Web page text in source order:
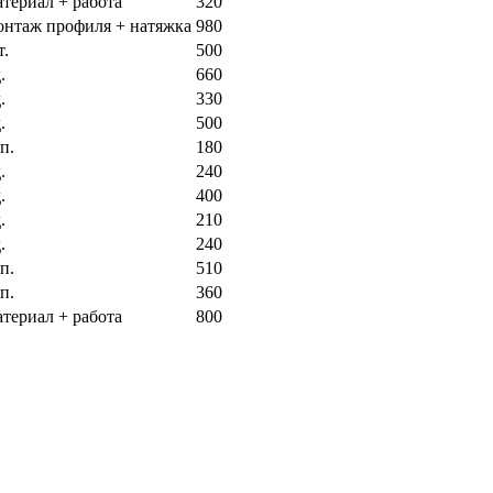
профиля + натяжка 980
500
660
330
500
180
240
400
210
240
510
360
+ работа
800